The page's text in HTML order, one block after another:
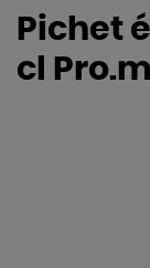
Pichet
cl